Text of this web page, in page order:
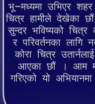
भू–मध्यमा उभिएर
चित्र हामीले देखेका
सुन्दर भविष्यको चित्र
र परिवर्तनका लागि
कोरा चित्र
आएका छौं । आम
गरिएको यो